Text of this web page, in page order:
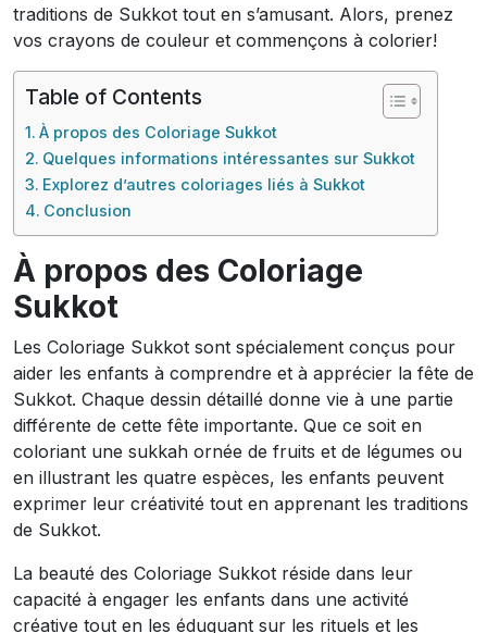
traditions de Sukkot tout en s’amusant. Alors, prenez
vos crayons de couleur et commençons à colorier!
Table of Contents
À propos des Coloriage Sukkot
Quelques informations intéressantes sur Sukkot
Explorez d’autres coloriages liés à Sukkot
Conclusion
À propos des Coloriage
Sukkot
Les Coloriage Sukkot sont spécialement conçus pour
aider les enfants à comprendre et à apprécier la fête de
Sukkot. Chaque dessin détaillé donne vie à une partie
différente de cette fête importante. Que ce soit en
coloriant une sukkah ornée de fruits et de légumes ou
en illustrant les quatre espèces, les enfants peuvent
exprimer leur créativité tout en apprenant les traditions
de Sukkot.
La beauté des Coloriage Sukkot réside dans leur
capacité à engager les enfants dans une activité
créative tout en les éduquant sur les rituels et les